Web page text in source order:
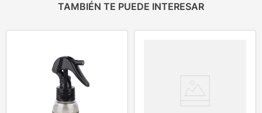
TAMBIÉN TE PUEDE INTERESAR